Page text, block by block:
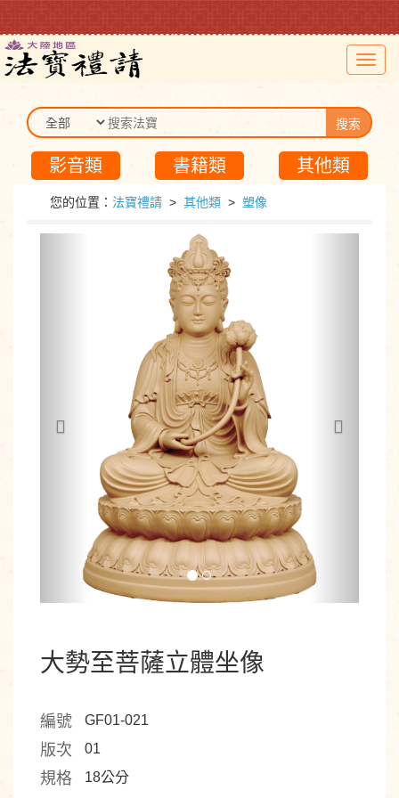
搜索
影音類 書籍類 其他類
您的位置： 法寶禮請 > 其他類 > 塑像
大勢至菩薩立體坐像
編號 GF01-021
版次 01
規格 18公分